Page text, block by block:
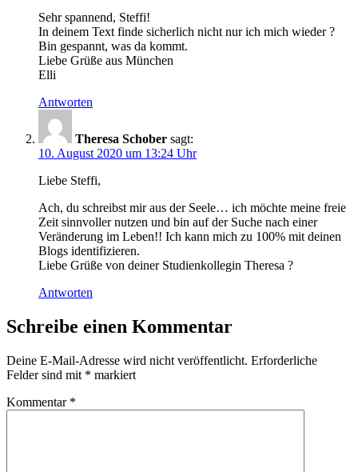
Sehr spannend, Steffi!
In deinem Text finde sicherlich nicht nur ich mich wieder ?
Bin gespannt, was da kommt.
Liebe Grüße aus München
Elli
Antworten
Theresa Schober sagt:
10. August 2020 um 13:24 Uhr
Liebe Steffi,
Ach, du schreibst mir aus der Seele… ich möchte meine freie
Zeit sinnvoller nutzen und bin auf der Suche nach einer
Veränderung im Leben!! Ich kann mich zu 100% mit deinen
Blogs identifizieren.
Liebe Grüße von deiner Studienkollegin Theresa ?
Antworten
Schreibe einen Kommentar
Deine E-Mail-Adresse wird nicht veröffentlicht. Erforderliche
Felder sind mit * markiert
Kommentar *